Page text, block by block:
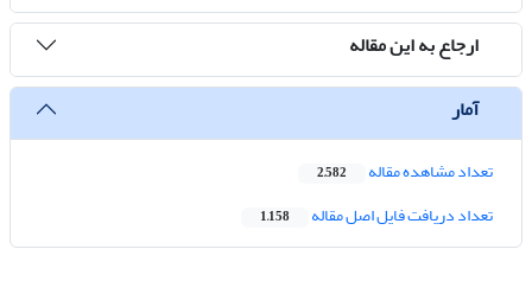
ارجاع به این مقاله
آمار
تعداد مشاهده مقاله 2,582
تعداد دریافت فایل اصل مقاله 1,158